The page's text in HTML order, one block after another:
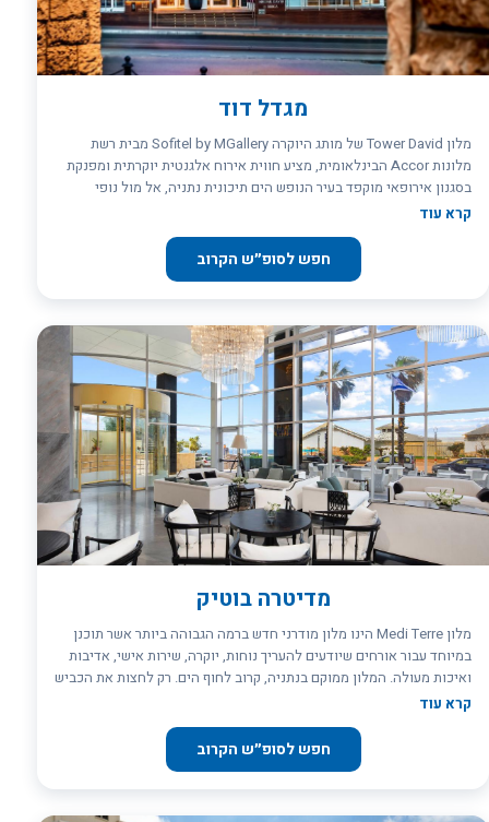
מגדל דוד
מלון Tower David של מותג היוקרה Sofitel by MGallery מבית רשת
מלונות Accor הבינלאומית, מציע חווית אירוח אלגנטית יוקרתית ומפנקת
בסגנון אירופאי מוקפד בעיר הנופש הים תיכונית נתניה, אל מול נופי
קרא עוד
חפש לסופ״ש הקרוב
מדיטרה בוטיק
מלון Medi Terre הינו מלון מודרני חדש ברמה הגבוהה ביותר אשר תוכנן
במיוחד עבור אורחים שיודעים להעריך נוחות, יוקרה, שירות אישי, אדיבות
ואיכות מעולה. המלון ממוקם בנתניה, קרוב לחוף הים. רק לחצות את הכביש
- ותמצאו את עצמכם על חוף ים מקסים, עם בתי קפה נעימים, שמשיות
על פי הסטנדרטים הבינלאומיים הקפדניים ביותר. מלבד חדרי יחיד וחדרים
זוגיים, במלון נבנו סוויטות של שלושה וארבעה חדרים עם ג`קוזי סאונה
קרא עוד
חפש לסופ״ש הקרוב